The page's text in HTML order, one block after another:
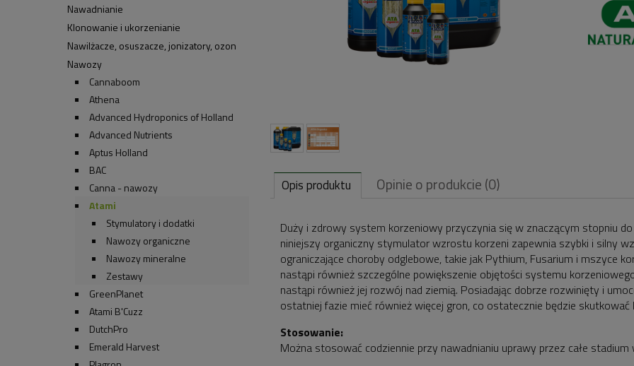
Nawadnianie
Klonowanie i ukorzenianie
Nawilżacze, osuszacze, jonizatory, ozon
Nawozy
Cannaboom
Athena
Advanced Hydroponics of Holland
Advanced Nutrients
Aptus Holland
BAC
Canna - nawozy
Atami
Stymulatory i dodatki
Nawozy organiczne
Nawozy mineralne
Zestawy
GreenPlanet
Atami B'Cuzz
DutchPro
Emerald Harvest
Opis produktu Opinie o produkcie (0)
Duży i zdrowy system korzeniowy przyczynia się w znaczącym stopniu
niniejszy organiczny stymulator wzrostu korzeni zapewnia szybki i silny
ograniczające choroby odglebowe, takie jak Pythium, Fusarium i mszyce
nastąpi również szczególne powiększenie objętości systemu
nastąpi również jej rozwój nad ziemią. Posiadając dobrze rozwinięty i
ostatniej fazie mieć również więcej gron, co ostatecznie będzie skutkować
Stosowanie:
Można stosować codziennie przy nawadnianiu uprawy przez całe